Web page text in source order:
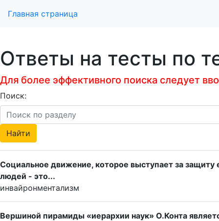
Главная страница
Ответы на тесты по
Для более эффективного поиска следует
Поиск:
Социальное движение, которое выступает за защиту
людей - это...
инвайронментализм
Вершиной пирамиды «иерархии наук» О.Конта